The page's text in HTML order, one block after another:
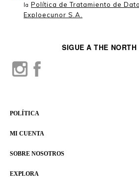
EXPLORA
SOBRE NOSOTROS
MI CUENTA
POLÍTICA
SIGUE A THE NORTH
la Política de Tratamiento de
Exploecunor S.A.